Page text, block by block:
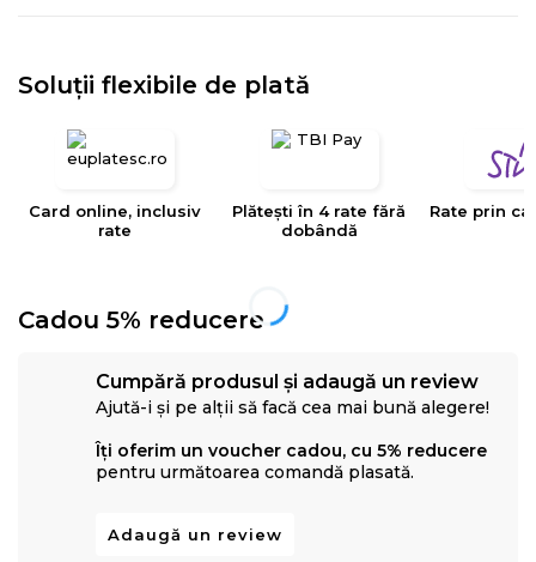
Soluții flexibile de plată
Card online, inclusiv
rate
Plătești în 4 rate fără
dobândă
Rate prin
Cadou 5% reducere
Cumpără produsul și adaugă un review
Ajută-i și pe alții să facă cea mai bună alegere!
Îți oferim un voucher cadou, cu 5% reducere
pentru următoarea comandă plasată.
Adaugă un review